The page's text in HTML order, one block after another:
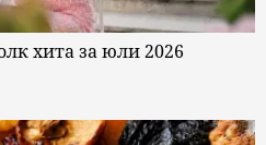
хита за юли 2026